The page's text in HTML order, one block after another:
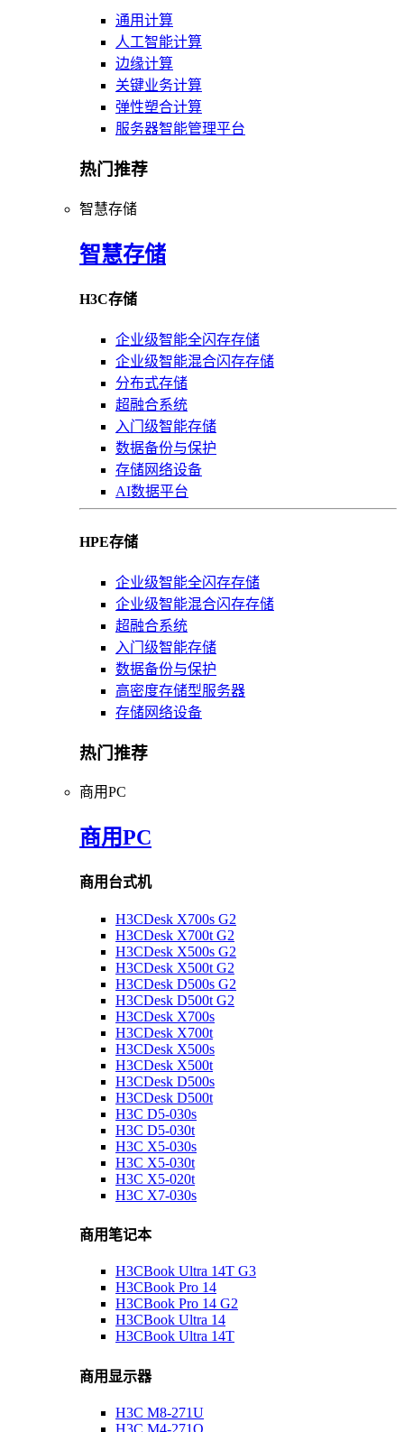
通用计算
人工智能计算
边缘计算
关键业务计算
弹性塑合计算
服务器智能管理平台
热门推荐
智慧存储
智慧存储
H3C存储
企业级智能全闪存存储
企业级智能混合闪存存储
分布式存储
超融合系统
入门级智能存储
数据备份与保护
存储网络设备
AI数据平台
HPE存储
企业级智能全闪存存储
企业级智能混合闪存存储
超融合系统
入门级智能存储
数据备份与保护
高密度存储型服务器
存储网络设备
热门推荐
商用PC
商用PC
商用台式机
H3CDesk X700s G2
H3CDesk X700t G2
H3CDesk X500s G2
H3CDesk X500t G2
H3CDesk D500s G2
H3CDesk D500t G2
H3CDesk X700s
H3CDesk X700t
H3CDesk X500s
H3CDesk X500t
H3CDesk D500s
H3CDesk D500t
H3C D5-030s
H3C D5-030t
H3C X5-030s
H3C X5-030t
H3C X5-020t
H3C X7-030s
商用笔记本
H3CBook Ultra 14T G3
H3CBook Pro 14
H3CBook Pro 14 G2
H3CBook Ultra 14
H3CBook Ultra 14T
商用显示器
H3C M8-271U
H3C M4-271Q